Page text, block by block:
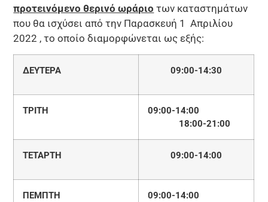
προτεινόμενο θερινό ωράριο των καταστημάτων
που θα ισχύσει από την Παρασκευή 1 Απριλίου
2022 , το οποίο διαμορφώνεται ως εξής:
ΔΕΥΤΕΡΑ 09:00-14:30
ΤΡΙΤΗ
09:00-14:00
18:00-21:00
ΤΕΤΑΡΤΗ 09:00-14:00
ΠΕΜΠΤΗ
09:00-14:00